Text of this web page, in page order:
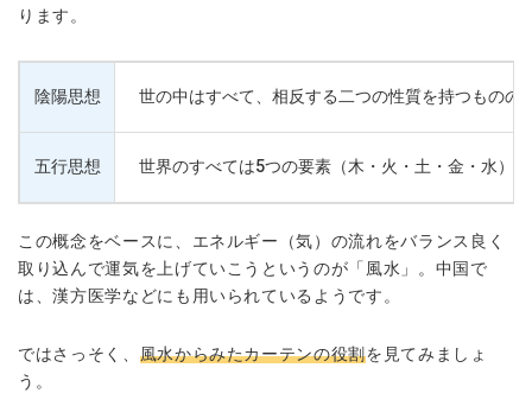
ります。
陰陽思想 世の中はすべて、相反する二つの性質を持つもの
五行思想 世界のすべては5つの要素（木・火・土・金・水）
この概念をベースに、 エネルギー（気）の流れをバランス良く
取り込んで運気を上げていこうというのが「風水」。中国で
は、漢方医学などにも用いられているようです。
ではさっそく、 風水からみたカーテンの役割を見てみましょ
う。